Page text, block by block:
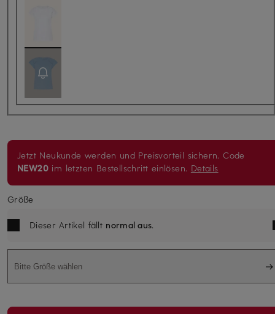
Jetzt Neukunde werden und Preisvorteil sichern. Code
NEW20 im letzten Bestellschritt einlösen. Details
Größe
Dieser Artikel fällt normal aus.
Bitte Größe wählen